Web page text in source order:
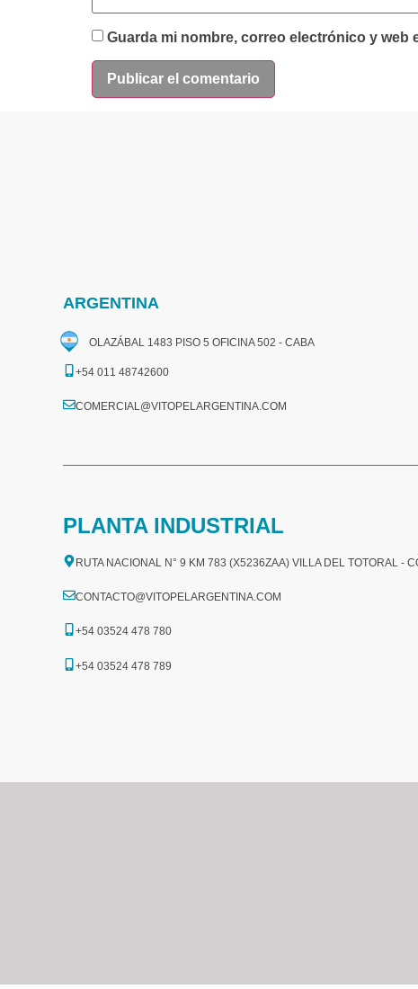
Guarda mi nombre, correo electrónico y web
ARGENTINA
OLAZÁBAL 1483 PISO 5 OFICINA 502 - CABA
+54 011 48742600​
COMERCIAL@VITOPELARGENTINA.COM​
PLANTA INDUSTRIAL
RUTA NACIONAL N° 9 KM 783 (X5236ZAA) VILLA DEL TOTORAL -
CONTACTO@VITOPELARGENTINA.COM
+54 03524 478 780​
+54 03524 478 789​